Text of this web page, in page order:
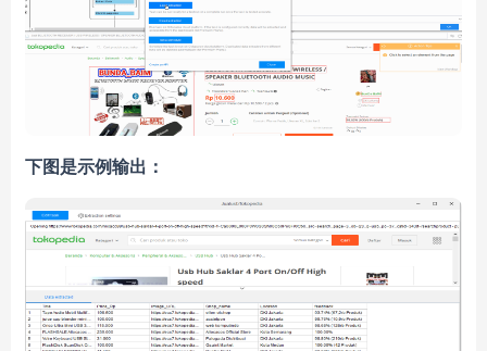
下图是示例输出：